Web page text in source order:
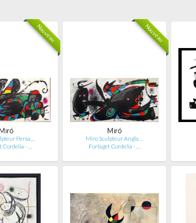
Nouveau
Persa…
Cordelia - …
Nouveau
Miró
Miro Sculpteur Angla…
Forlaget Cordelia - …